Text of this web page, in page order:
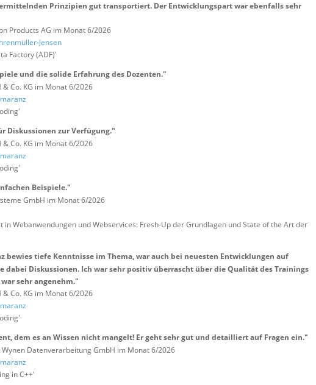
Prinzipien gut transportiert. Der Entwicklungspart war ebenfalls sehr
Products AG im Monat 6/2026
Jensen
Factory (ADF)'
und die solide Erfahrung des Dozenten."
Co. KG im Monat 6/2026
Diskussionen zur Verfügung."
Co. KG im Monat 6/2026
Beispiele."
GmbH im Monat 6/2026
Webanwendungen und Webservices: Fresh-Up der Grundlagen und State of the Art der
bewies tiefe Kenntnisse im Thema, war auch bei neuesten Entwicklungen auf
dabei Diskussionen. Ich war sehr positiv überrascht über die Qualität des Trainings
sehr angenehm."
Co. KG im Monat 6/2026
dem es an Wissen nicht mangelt! Er geht sehr gut und detailliert auf Fragen ein."
Datenverarbeitung GmbH im Monat 6/2026
in C++'